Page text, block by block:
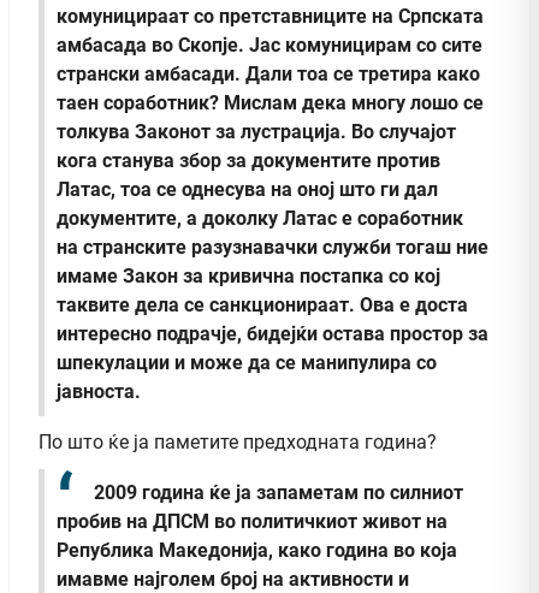
комуницираат со претставниците на Српската
амбасада во Скопје. Јас комуницирам со сите
странски амбасади. Дали тоа се третира како
таен соработник? Мислам дека многу лошо се
толкува Законот за лустрација. Во случајот
кога станува збор за документите против
Латас, тоа се однесува на оној што ги дал
документите, а доколку Латас е соработник
на странските разузнавачки служби тогаш ние
имаме Закон за кривична постапка со кој
таквите дела се санкционираат. Ова е доста
интересно подрачје, бидејќи остава простор за
шпекулации и може да се манипулира со
јавноста.
По што ќе ја паметите предходната година?
2009 година ќе ја запаметам по силниот
пробив на ДПСМ во политичкиот живот на
Република Македонија, како година во која
имавме најголем број на активности и